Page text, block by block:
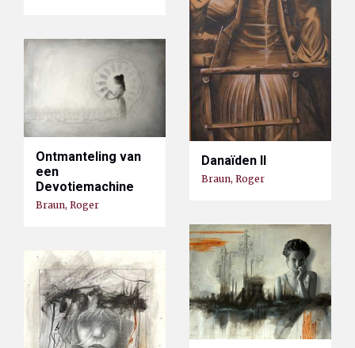
Danaïden II
Braun, Roger
Ontmanteling van
een
Devotiemachine
Braun, Roger